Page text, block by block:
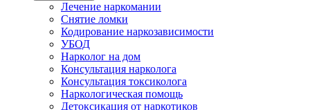
Лечение наркомании
Снятие ломки
Кодирование наркозависимости
УБОД
Нарколог на дом
Консультация нарколога
Консультация токсиколога
Наркологическая помощь
Детоксикация от наркотиков